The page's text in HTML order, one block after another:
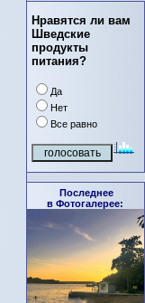
Нравятся ли вам
Шведские
продукты
питания?
Да
Нет
Все равно
Последнее
в Фотогалерее: